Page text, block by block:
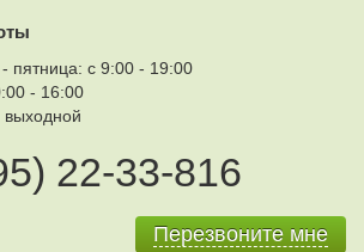
пятница: с 9:00 - 19:00
- 16:00
выходной
22-33-816
Перезвоните мне